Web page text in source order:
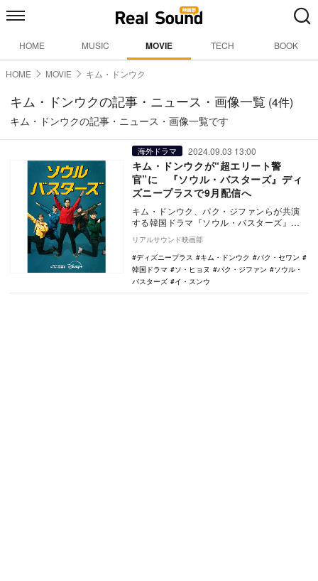
HOME MUSIC MOVIE TECH BOOK
HOME MOVIE キム・ドンウク
キム・ドンウクの記事・ニュース・画像一覧 (4件)
キム・ドンウクの記事・ニュース・画像一覧です
海外ドラマ 2024.09.03 13:00
キム・ドンウクが“超エリート警
官”に 『ソウル・バスターズ』ディ
ズニープラスで9月配信へ
キム・ドンウク、パク・ジファンらが共演
する韓国ドラマ『ソウル・バスターズ』
が、ディズニープラス「スター」にて9月11
日より配信さ…
リアルサウンド映画部
ディズニープラス
キム・ドンウク
パク・セワン
韓国ドラマ
ソ・ヒョヌ パク・ジファン
ソウル・
バスターズ
イ・スンウ